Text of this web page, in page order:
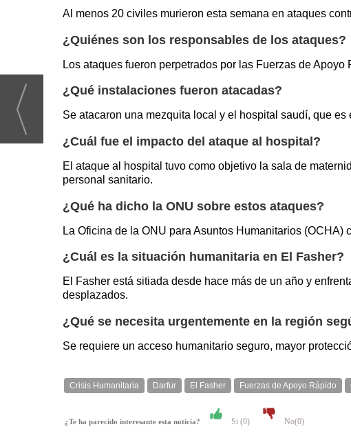
Al menos 20 civiles murieron esta semana en ataques
¿Quiénes son los responsables de los ataques?
Los ataques fueron perpetrados por las Fuerzas de
¿Qué instalaciones fueron atacadas?
Se atacaron una mezquita local y el hospital saudí, que
¿Cuál fue el impacto del ataque al hospital?
El ataque al hospital tuvo como objetivo la sala de
personal sanitario.
¿Qué ha dicho la ONU sobre estos ataques?
La Oficina de la ONU para Asuntos Humanitarios
¿Cuál es la situación humanitaria en El Fasher?
El Fasher está sitiada desde hace más de un año y
desplazados.
¿Qué se necesita urgentemente en la región
Se requiere un acceso humanitario seguro, mayor
Crisis Humanitaria Darfur El Fasher Fuerzas de Apoyo Rápido
¿Te ha parecido interesante esta noticia? Si (0) No(0)